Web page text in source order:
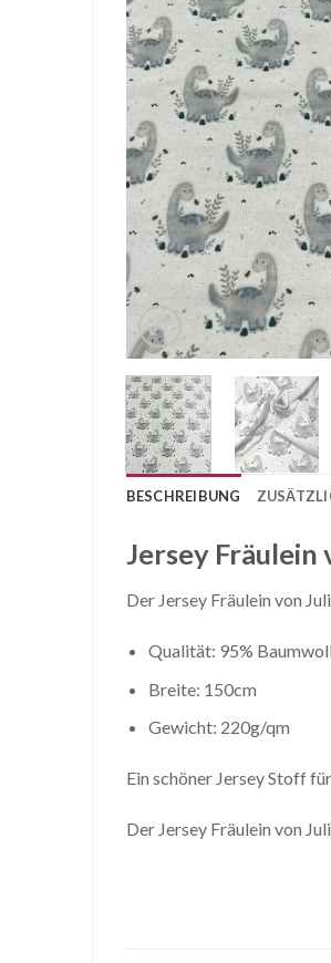
BESCHREIBUNG
Jersey Fräulein
Der Jersey Fräulein von
Qualität: 95%
Breite: 150cm
Gewicht: 220g/qm
Ein schöner Jersey Stoff
Der Jersey Fräulein von